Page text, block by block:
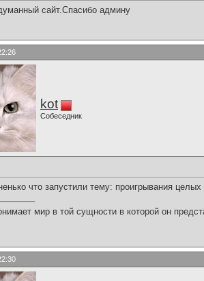
сайт.Спасибо админу
kot
Собеседник
что запустили тему: проигрывания
мир в той сущности в которой он